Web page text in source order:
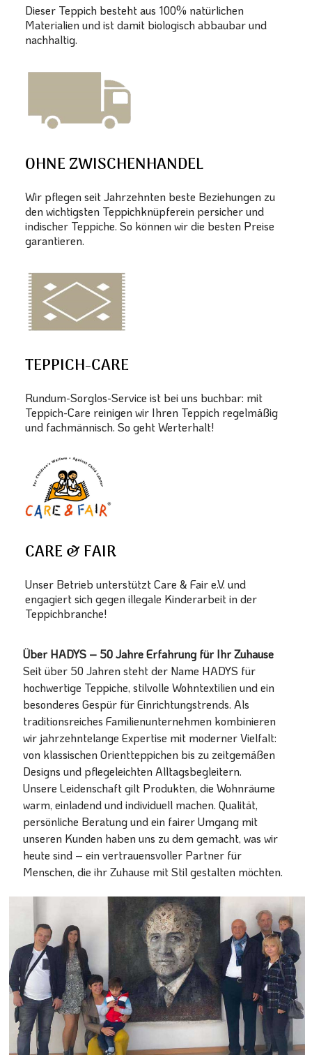
Dieser Teppich besteht aus 100% natürlichen
Materialien und ist damit biologisch abbaubar und
nachhaltig.
OHNE ZWISCHENHANDEL
Wir pflegen seit Jahrzehnten beste Beziehungen zu
den wichtigsten Teppichknüpferein persicher und
indischer Teppiche. So können wir die besten Preise
garantieren.
TEPPICH-CARE
Rundum-Sorglos-Service ist bei uns buchbar: mit
Teppich-Care reinigen wir Ihren Teppich regelmäßig
und fachmännisch. So geht Werterhalt!
CARE & FAIR
Unser Betrieb unterstützt Care & Fair e.V. und
engagiert sich gegen illegale Kinderarbeit in der
Teppichbranche!
Über HADYS – 50 Jahre Erfahrung für Ihr Zuhause
Seit über 50 Jahren steht der Name HADYS für
hochwertige Teppiche, stilvolle Wohntextilien und ein
besonderes Gespür für Einrichtungstrends. Als
traditionsreiches Familienunternehmen kombinieren
wir jahrzehntelange Expertise mit moderner Vielfalt:
von klassischen Orientteppichen bis zu zeitgemäßen
Designs und pflegeleichten Alltagsbegleitern.
Unsere Leidenschaft gilt Produkten, die Wohnräume
warm, einladend und individuell machen. Qualität,
persönliche Beratung und ein fairer Umgang mit
unseren Kunden haben uns zu dem gemacht, was wir
heute sind – ein vertrauensvoller Partner für
Menschen, die ihr Zuhause mit Stil gestalten möchten.